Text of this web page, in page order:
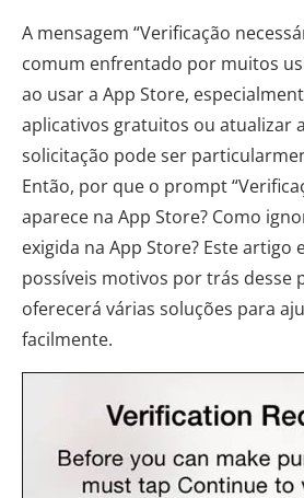
A mensagem “Verificação
comum enfrentado por muitos
ao usar a App Store,
aplicativos gratuitos ou atualizar
solicitação pode ser
Então, por que o prompt
aparece na App Store? Como
exigida na App Store? Este artigo
possíveis motivos por trás desse
oferecerá várias soluções para
facilmente.